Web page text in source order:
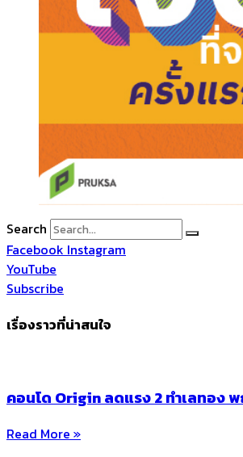
Search
Facebook Instagram
YouTube
Subscribe
เรื่องราวที่น่าสนใจ
คอนโด Origin ลดแรง 2 ทำเลทอง พ
Read More »